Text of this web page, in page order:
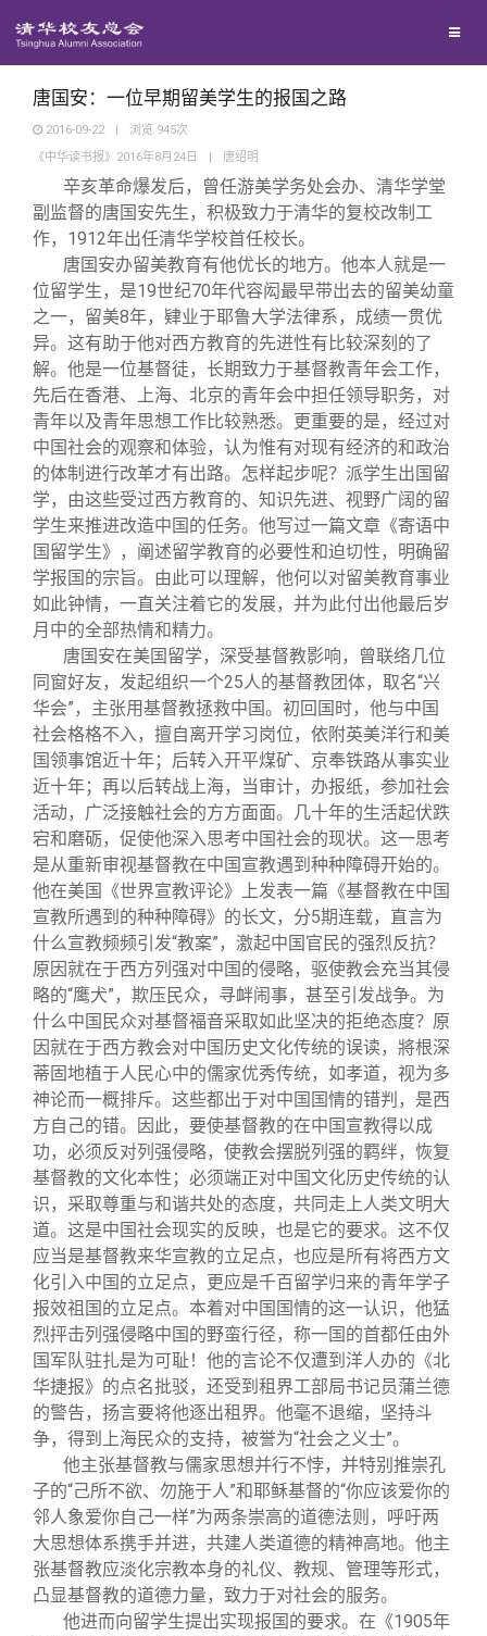
西南联大校友会
义工计划
新媒体平台
青春风采
校友文苑
校友讲坛
校友视界
校友服务
终身学习
信息化服务
三创大赛
实用信息
校友总会
总会简介
会长致辞
总会章程
理事会名单
制度法规
联系我们
关闭
唐国安：一位早期留美学生的报国之路
2016-09-22 | 浏览 945次
《中华读书报》2016年8月24日
| 唐绍明
辛亥革命爆发后，曾任游美学务处会办、清华学堂
副监督的唐国安先生，积极致力于清华的复校改制工
作，1912年出任清华学校首任校长。
唐国安办留美教育有他优长的地方。他本人就是一
位留学生，是19世纪70年代容闳最早带出去的留美幼童
之一，留美8年，肄业于耶鲁大学法律系，成绩一贯优
异。这有助于他对西方教育的先进性有比较深刻的了
解。他是一位基督徒，长期致力于基督教青年会工作，
先后在香港、上海、北京的青年会中担任领导职务，对
青年以及青年思想工作比较熟悉。更重要的是，经过对
中国社会的观察和体验，认为惟有对现有经济的和政治
的体制进行改革才有出路。怎样起步呢？派学生出国留
学，由这些受过西方教育的、知识先进、视野广阔的留
学生来推进改造中国的任务。他写过一篇文章《寄语中
国留学生》，阐述留学教育的必要性和迫切性，明确留
学报国的宗旨。由此可以理解，他何以对留美教育事业
如此钟情，一直关注着它的发展，并为此付出他最后岁
月中的全部热情和精力。
唐国安在美国留学，深受基督教影响，曾联络几位
同窗好友，发起组织一个25人的基督教团体，取名“兴
华会”，主张用基督教拯救中国。初回国时，他与中国
社会格格不入，擅自离开学习岗位，依附英美洋行和美
国领事馆近十年；后转入开平煤矿、京奉铁路从事实业
近十年；再以后转战上海，当审计，办报纸，参加社会
活动，广泛接触社会的方方面面。几十年的生活起伏跌
宕和磨砺，促使他深入思考中国社会的现状。这一思考
是从重新审视基督教在中国宣教遇到种种障碍开始的。
他在美国《世界宣教评论》上发表一篇《基督教在中国
宣教所遇到的种种障碍》的长文，分5期连载，直言为
什么宣教频频引发“教案”，激起中国官民的强烈反抗？
原因就在于西方列强对中国的侵略，驱使教会充当其侵
略的“鹰犬”，欺压民众，寻衅闹事，甚至引发战争。为
什么中国民众对基督福音采取如此坚决的拒绝态度？原
因就在于西方教会对中国历史文化传统的误读，將根深
蒂固地植于人民心中的儒家优秀传统，如孝道，视为多
神论而一概排斥。这些都出于对中国国情的错判，是西
方自己的错。因此，要使基督教的在中国宣教得以成
功，必须反对列强侵略，使教会摆脱列强的羁绊，恢复
基督教的文化本性；必须端正对中国文化历史传统的认
识，采取尊重与和谐共处的态度，共同走上人类文明大
道。这是中国社会现实的反映，也是它的要求。这不仅
应当是基督教来华宣教的立足点，也应是所有将西方文
化引入中国的立足点，更应是千百留学归来的青年学子
报效祖国的立足点。本着对中国国情的这一认识，他猛
烈抨击列强侵略中国的野蛮行径，称一国的首都任由外
国军队驻扎是为可耻！他的言论不仅遭到洋人办的《北
华捷报》的点名批驳，还受到租界工部局书记员蒲兰德
的警告，扬言要将他逐出租界。他毫不退缩，坚持斗
争，得到上海民众的支持，被誉为“社会之义士”。
他主张基督教与儒家思想并行不悖，并特别推崇孔
子的“己所不欲、勿施于人”和耶稣基督的“你应该爱你的
邻人象爱你自己一样”为两条崇高的道德法则，呼吁两
大思想体系携手并进，共建人类道德的精神高地。他主
张基督教应淡化宗教本身的礼仪、教规、管理等形式，
凸显基督教的道德力量，致力于对社会的服务。
他进而向留学生提出实现报国的要求。在《1905年